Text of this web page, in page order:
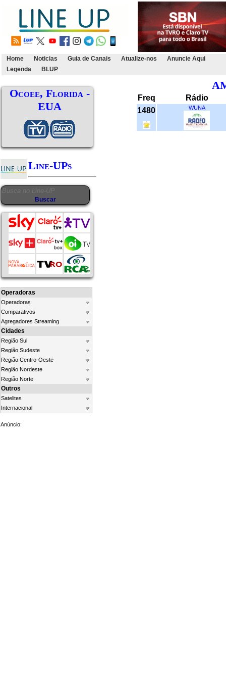
Home Noticias Guia de Canais Atualize-nos
Anuncie Aqui
Legenda
BLUP
Ocoee, Florida -
EUA
Line-UPs
Operadoras
Operadoras
Comparativos
Agregadores Streaming
Cidades
Região Sul
Região Sudeste
Região Centro-Oeste
Região Nordeste
Região Norte
Outros
Satelites
Internacional
Anúncio:
Freq
Rádio
1480
WUNA